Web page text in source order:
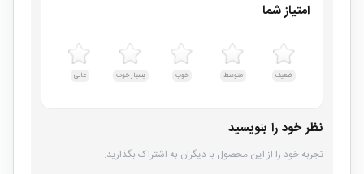
امتیاز شما
ضعیف متوسط خوب بسیار خوب عالی
نظر خود را بنویسید
تجربه خود را از این محصول با دیگران به اشتراک بگذارید.